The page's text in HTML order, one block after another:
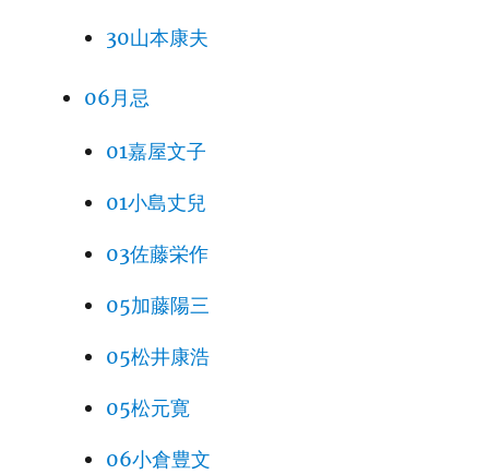
30山本康夫
06月忌
01嘉屋文子
01小島丈兒
03佐藤栄作
05加藤陽三
05松井康浩
05松元寛
06小倉豊文